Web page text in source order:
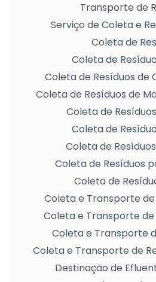
Transporte de
Serviço de Coleta e
Coleta de
Coleta de
Coleta de Resíduos de
Coleta de Resíduos de
Coleta de
Coleta de
Coleta de
Coleta de Resíduos
Coleta de
Coleta e Transporte de
Coleta e Transporte de
Coleta e Transporte
Coleta e Transporte de
Destinação de